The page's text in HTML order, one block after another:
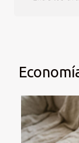
emergentes
elevar los
las...